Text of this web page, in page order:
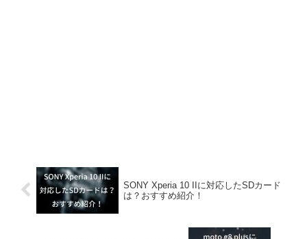
SONY Xperia 10 IIに対応したSDカード
は？おすすめ紹介！